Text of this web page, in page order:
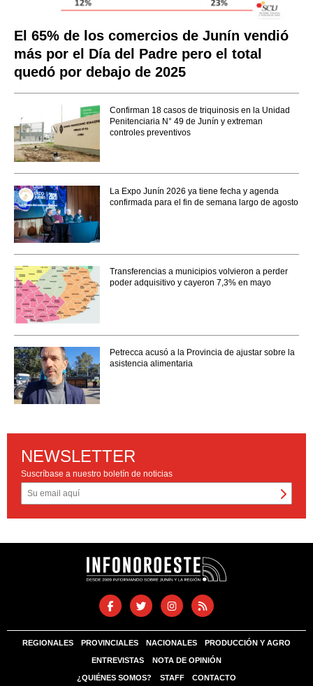
El 65% de los comercios de Junín vendió
más por el Día del Padre pero el total
quedó por debajo de 2025
Confirman 18 casos de triquinosis en la Unidad
Penitenciaria N° 49 de Junín y extreman
controles preventivos
La Expo Junín 2026 ya tiene fecha y agenda
confirmada para el fin de semana largo de agosto
Transferencias a municipios volvieron a perder
poder adquisitivo y cayeron 7,3% en mayo
Petrecca acusó a la Provincia de ajustar sobre la
asistencia alimentaria
NEWSLETTER
Suscríbase a nuestro boletín de noticias
REGIONALES PROVINCIALES NACIONALES PRODUCCIÓN Y AGRO
ENTREVISTAS NOTA DE OPINIÓN
¿QUIÉNES SOMOS? STAFF CONTACTO